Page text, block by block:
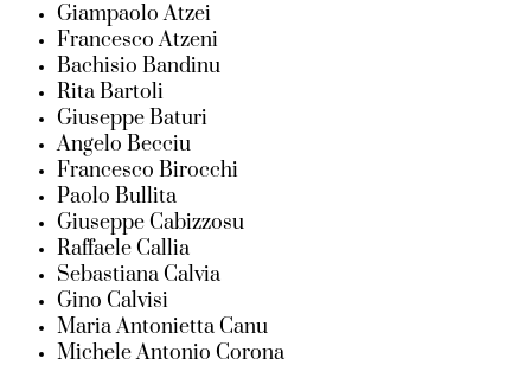
Giampaolo Atzei
Francesco Atzeni
Bachisio Bandinu
Rita Bartoli
Giuseppe Baturi
Angelo Becciu
Francesco Birocchi
Paolo Bullita
Giuseppe Cabizzosu
Raffaele Callia
Sebastiana Calvia
Gino Calvisi
Maria Antonietta Canu
Michele Antonio Corona